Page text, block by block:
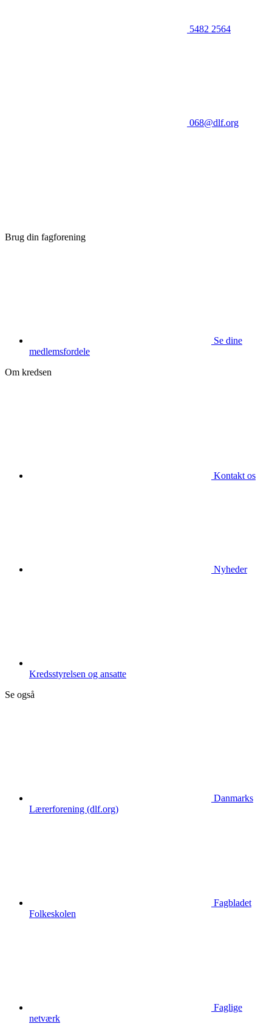
5482 2564
068@dlf.org
Brug din fagforening
Se dine
medlemsfordele
Om kredsen
Kontakt os
Nyheder
Kredsstyrelsen og ansatte
Se også
Danmarks
Lærerforening (dlf.org)
Fagbladet
Folkeskolen
Faglige
netværk